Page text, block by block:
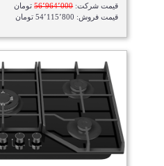
قیمت شرکت:56٬964٬000تومان
قیمت فروش: 54٬115٬800 تومان